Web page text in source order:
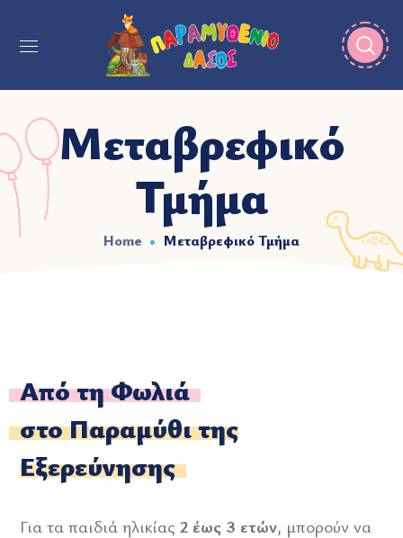
Μεταβρεφικό
Τμήμα
Home Μεταβρεφικό Τμήμα
Από τη Φωλιά
στο Παραμύθι της
Εξερεύνησης
Για τα παιδιά ηλικίας 2 έως 3 ετών, μπορούν να